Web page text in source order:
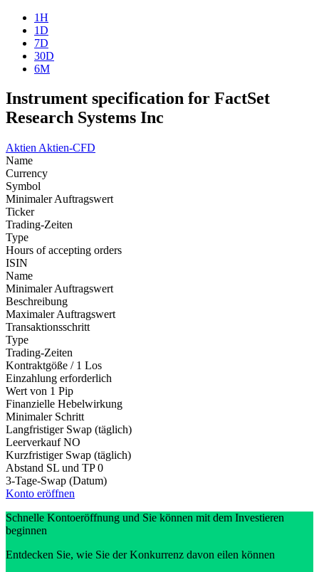
1H
1D
7D
30D
6M
Instrument specification for FactSet
Research Systems Inc
Aktien Aktien-CFD
Name
Currency
Symbol
Minimaler Auftragswert
Ticker
Trading-Zeiten
Type
Hours of accepting orders
ISIN
Name
Minimaler Auftragswert
Beschreibung
Maximaler Auftragswert
Transaktionsschritt
Type
Trading-Zeiten
Kontraktgöße / 1 Los
Einzahlung erforderlich
Wert von 1 Pip
Finanzielle Hebelwirkung
Minimaler Schritt
Langfristiger Swap (täglich)
Leerverkauf NO
Kurzfristiger Swap (täglich)
Abstand SL und TP 0
3-Tage-Swap (Datum)
Konto eröffnen
Schnelle Kontoeröffnung und Sie können mit dem Investieren
beginnen
Entdecken Sie, wie Sie der Konkurrenz davon eilen können